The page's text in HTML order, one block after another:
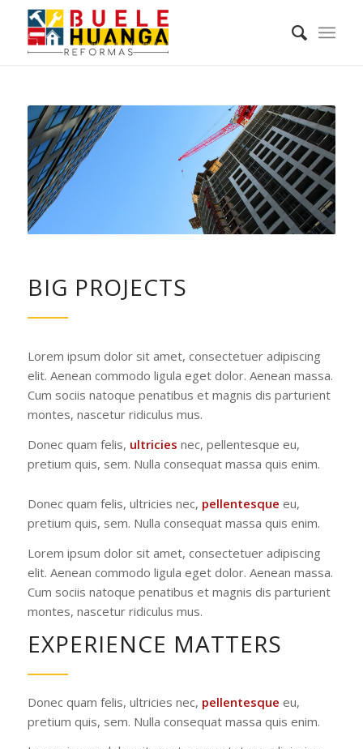
BIG PROJECTS
Lorem ipsum dolor sit amet, consectetuer adipiscing
elit. Aenean commodo ligula eget dolor. Aenean massa.
Cum sociis natoque penatibus et magnis dis parturient
montes, nascetur ridiculus mus.
Donec quam felis, ultricies nec, pellentesque eu,
pretium quis, sem. Nulla consequat massa quis enim.
Donec quam felis, ultricies nec, pellentesque eu,
pretium quis, sem. Nulla consequat massa quis enim.
Lorem ipsum dolor sit amet, consectetuer adipiscing
elit. Aenean commodo ligula eget dolor. Aenean massa.
Cum sociis natoque penatibus et magnis dis parturient
montes, nascetur ridiculus mus.
EXPERIENCE MATTERS
Donec quam felis, ultricies nec, pellentesque eu,
pretium quis, sem. Nulla consequat massa quis enim.